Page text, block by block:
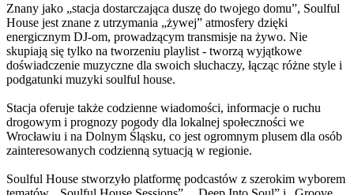
Znany jako „stacja dostarczająca duszę do twojego domu”, Soulful
House jest znane z utrzymania „żywej” atmosfery dzięki
energicznym DJ-om, prowadzącym transmisje na żywo. Nie
skupiają się tylko na tworzeniu playlist - tworzą wyjątkowe
doświadczenie muzyczne dla swoich słuchaczy, łącząc różne style i
podgatunki muzyki soulful house.
Stacja oferuje także codzienne wiadomości, informacje o ruchu
drogowym i prognozy pogody dla lokalnej społeczności we
Wrocławiu i na Dolnym Śląsku, co jest ogromnym plusem dla osób
zainteresowanych codzienną sytuacją w regionie.
Soulful House stworzyło platformę podcastów z szerokim wyborem